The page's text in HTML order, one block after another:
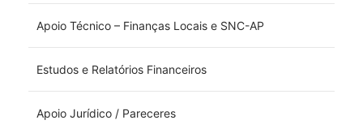
Apoio Técnico – Finanças Locais e SNC-AP
Estudos e Relatórios Financeiros
Apoio Jurídico / Pareceres